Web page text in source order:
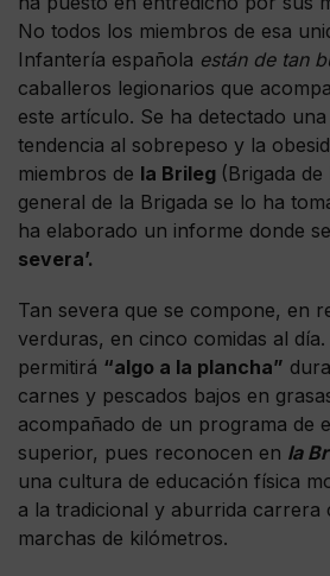
No todos los miembros de esa
Infantería española están de tan
caballeros legionarios que
este artículo. Se ha detectado
tendencia al sobrepeso y la
miembros de la Brileg (Brigada
general de la Brigada se lo ha
ha elaborado un informe donde
severa’.
Tan severa que se compone, en
verduras, en cinco comidas al
permitirá “algo a la plancha”
carnes y pescados bajos en
acompañado de un programa de
superior, pues reconocen en la
una cultura de educación física
a la tradicional y aburrida carrera
marchas de kilómetros.